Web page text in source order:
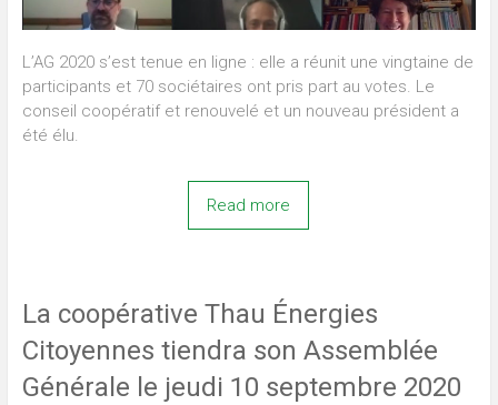
L’AG 2020 s’est tenue en ligne : elle a réunit une vingtaine de
participants et 70 sociétaires ont pris part au votes. Le
conseil coopératif et renouvelé et un nouveau président a
été élu.
Read more
La coopérative Thau Énergies
Citoyennes tiendra son Assemblée
Générale le jeudi 10 septembre 2020